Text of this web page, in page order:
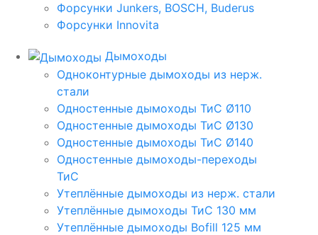
Форсунки Junkers, BOSCH, Buderus
Форсунки Innovita
Дымоходы
Одноконтурные дымоходы из нерж.
стали
Одностенные дымоходы ТиС Ø110
Одностенные дымоходы ТиС Ø130
Одностенные дымоходы ТиС Ø140
Одностенные дымоходы-переходы
ТиС
Утеплённые дымоходы из нерж. стали
Утеплённые дымоходы ТиС 130 мм
Утеплённые дымоходы Bofill 125 мм